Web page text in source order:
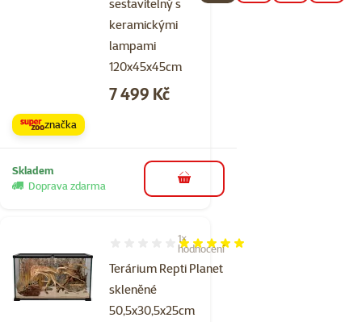
sestavitelný s
keramickými
lampami
120x45x45cm
Cena
7 499 Kč
značka
Skladem
Doprava zdarma
do košíku
Terárium Repti Planet
skleněné
50,5x30,5x25cm
Hodnocení 100%, počet hodnocení: 1
1×
hodnocení